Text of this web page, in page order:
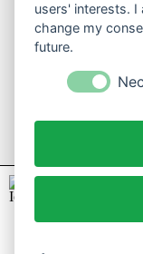
users' interests.
change my
future.
uns schreiben
Referenzen
Partner
Größe
schnelle
Lieferung
telefonische
kostenlose
Ihrem